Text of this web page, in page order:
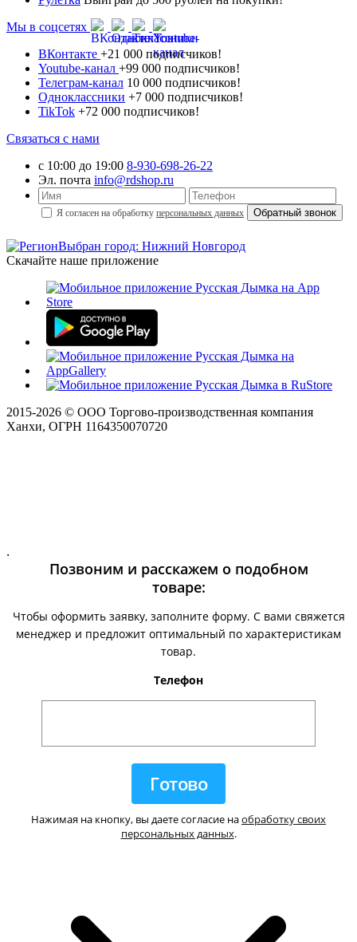
Мы в соцсетях
ВКонтакте +21 000 подписчиков!
Youtube-канал +99 000 подписчиков!
Телеграм-канал 10 000 подписчиков!
Одноклассники +7 000 подписчиков!
TikTok +72 000 подписчиков!
Связаться с нами
с 10:00 до 19:00 8-930-698-26-22
Эл. почта info@rdshop.ru
Я согласен на обработку персональных данных
Выбран город: Нижний Новгород
Скачайте наше приложение
2015-2026 © ООО Торгово-производственная компания
Ханхи, ОГРН 1164350070720
.
Позвоним и расскажем о подобном
товаре:
Чтобы оформить заявку, заполните форму. С вами свяжется
менеджер и предложит оптимальный по характеристикам
товар.
Телефон
Нажимая на кнопку, вы даете согласие наобработку своих
персональных данных.